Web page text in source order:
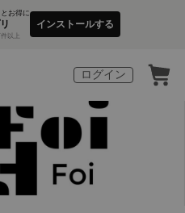
お得に
以上
インストールする
ログイン